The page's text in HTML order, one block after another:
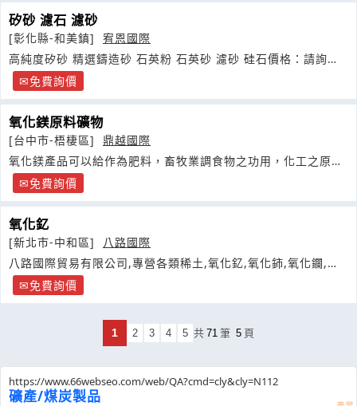
矽砂 濾石 濾砂
[彰化縣-和美鎮]
宥恩國際
高純度矽砂 精選鑄造砂 石英粉 石英砂 濾砂 硅石價格：請詢價
商情類別
免費詢價
氧化鎂原料礦物
[台中市-梧棲區]
鼎越國際
氧化鎂產品可以給作為肥料，畜牧業調食物之功用，化工之原料
之一，免費詢價
氧化釔
[新北市-中和區]
八路國際
八路國際貿易有限公司,專營各類稀土,氧化釔,氧化鈰,氧化鑭,為
大宗免費詢價
1 2 3 4 5 共 71 筆 5 頁
https://www.66webseo.com/web/QA?cmd=cly&cly=N112
礦產/煤炭製品